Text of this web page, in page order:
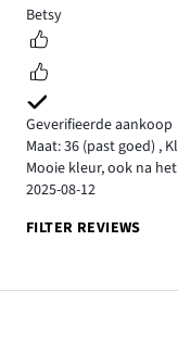
5
Betsy
Geverifieerde aankoop
Maat: 36 (past goed) ,
Mooie kleur, ook na
2025-08-12
FILTER REVIEWS